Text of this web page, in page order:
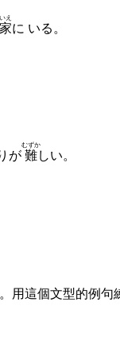
家
いえ
に いる。
が 難
むずか
しい。
用這個文型的例句